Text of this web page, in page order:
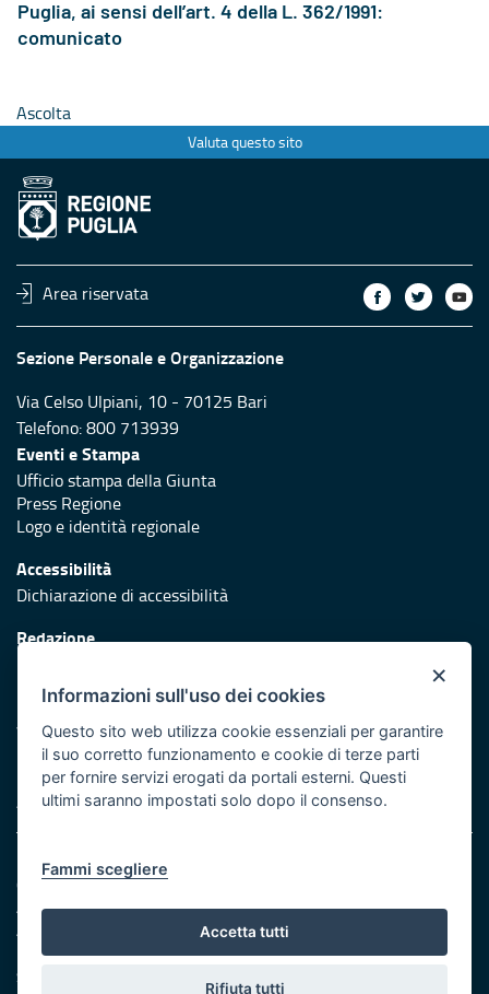
Puglia, ai sensi dell’art. 4 della L. 362/1991:
comunicato
Ascolta
Valuta questo sito
Area riservata
Sezione Personale e Organizzazione
Via Celso Ulpiani, 10 - 70125 Bari
Telefono: 800 713939
Eventi e Stampa
Ufficio stampa della Giunta
Press Regione
Logo e identità regionale
Accessibilità
Dichiarazione di accessibilità
Redazione
Protezione civile
Vai al sito di Protezione Civile Puglia
Iniziativa finanziata con risorse del POR Puglia 2014/2020 -
Asse XI
Note legali
Cookie e privacy
Amministrazione trasparente
Atti di notifica
Feed RSS
Servizi Intranet
×
Informazioni sull'uso dei cookies
Questo sito web utilizza cookie essenziali per garantire
il suo corretto funzionamento e cookie di terze parti
per fornire servizi erogati da portali esterni. Questi
ultimi saranno impostati solo dopo il consenso.
Fammi scegliere
Accetta tutti
Rifiuta tutti